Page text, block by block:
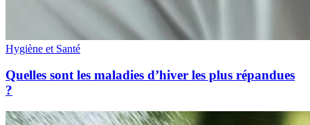
Hygiène et Santé
Quelles sont les maladies d’hiver les plus répandues
?